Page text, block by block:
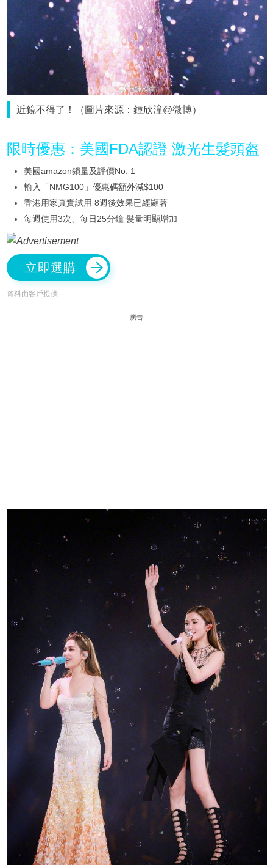
近鏡不得了！（圖片來源：鍾欣潼@微博）
限時優惠：美國FDA認證 激光生髮頭盔
美國amazon鎖量及評價No. 1
輸入「NMG100」優惠碼額外減$100
香港用家真實試用 8週後效果已經顯著
每週使用3次、每日25分鐘 髮量明顯增加
立即選購
資料由客戶提供
廣告